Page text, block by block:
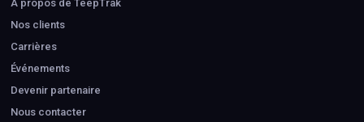
À propos de TeepTrak
Nos clients
Carrières
Événements
Devenir partenaire
Nous contacter